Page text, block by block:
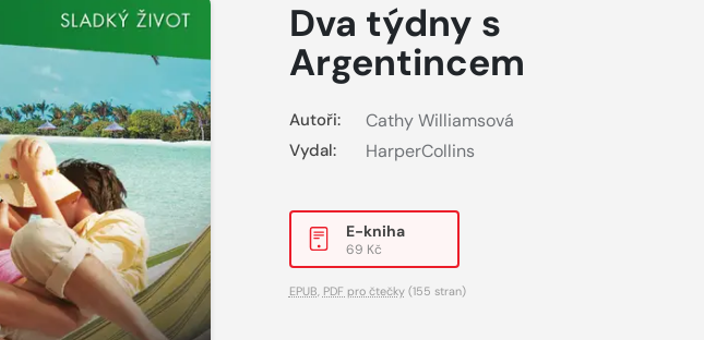
Dva týdny s
Argentincem
Autoři: Cathy Williamsová
Vydal: HarperCollins
E-kniha
69 Kč
EPUB PDF pro čtečky(155 stran)